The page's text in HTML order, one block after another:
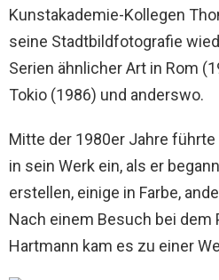
Kunstakademie-Kollegen
seine Stadtbildfotografie
Serien ähnlicher Art in Rom
Tokio (1986) und anderswo.
Mitte der 1980er Jahre
in sein Werk ein, als er
erstellen, einige in Farbe,
Nach einem Besuch bei dem
Hartmann kam es zu einer